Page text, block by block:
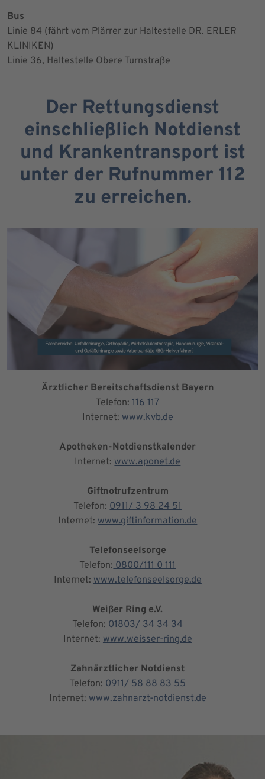
Bus
Linie 84 (fährt vom Plärrer zur Haltestelle DR. ERLER
KLINIKEN)
Linie 36, Haltestelle Obere Turnstraße
Der Rettungsdienst
einschließlich Notdienst
und Krankentransport ist
unter der Rufnummer 112
zu erreichen.
Ärztlicher Bereitschaftsdienst Bayern
Telefon:116 117
Internet: www.kvb.de
Apotheken-Notdienstkalender
Internet: www.aponet.de
Giftnotrufzentrum
Telefon: 0911/ 3 98 24 51
Internet: www.giftinformation.de
Telefonseelsorge
Telefon: 0800/111 0 111
Internet: www.telefonseelsorge.de
Weißer Ring e.V.
Telefon: 01803/ 34 34 34
Internet: www.weisser-ring.de
Zahnärztlicher Notdienst
Telefon: 0911/ 58 88 83 55
Internet: www.zahnarzt-notdienst.de